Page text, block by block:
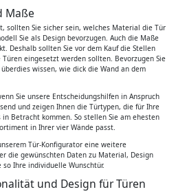
Maße
sollten Sie sicher sein, welches Material die Tür
Sie als Design bevorzugen. Auch die Maße
Deshalb sollten Sie vor dem Kauf die Stellen
eingesetzt werden sollten. Bevorzugen Sie
wissen, wie dick die Wand an dem
Sie unsere Entscheidungshilfen in Anspruch
und zeigen Ihnen die Türtypen, die für Ihre
Betracht kommen. So stellen Sie am ehesten
in Ihrer vier Wände passt.
Tür-Konfigurator eine weitere
die gewünschten Daten zu Material, Design
Ihre individuelle Wunschtür.
und Design für Türen